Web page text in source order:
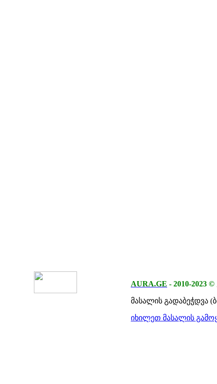
AURA.GE - 2010-2023 ©
მასალის გადაბეჭდვა
იხილეთ მასალის